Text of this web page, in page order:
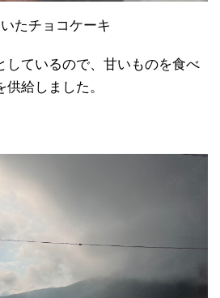
たチョコケーキ
しているので、甘いものを食べ
給しました。